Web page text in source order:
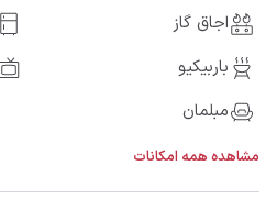
اجاق گاز
باربیکیو
مبلمان
مشاهده همه امکانات